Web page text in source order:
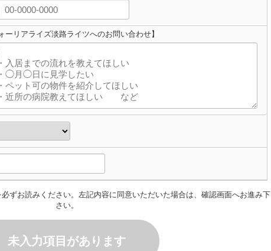
ーリアライズ淡路ライツへのお問い合わせ】
必ずお読みください。左記内容に同意いただいた場合は、確認画面へお進み下
さい。
未入力項目があります